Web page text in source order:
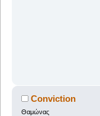
Conviction
Θαμώνας